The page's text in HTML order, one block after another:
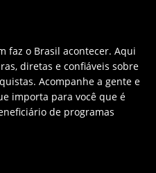
faz o Brasil acontecer. Aqui
diretas e confiáveis sobre
Acompanhe a gente e
importa para você que é
de programas